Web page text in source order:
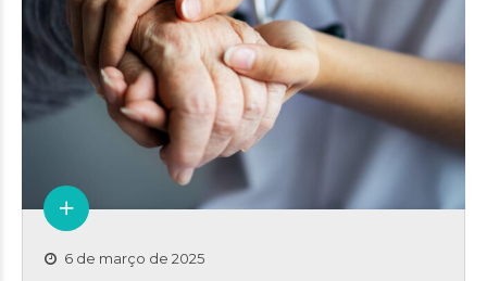
6 de março de 2025